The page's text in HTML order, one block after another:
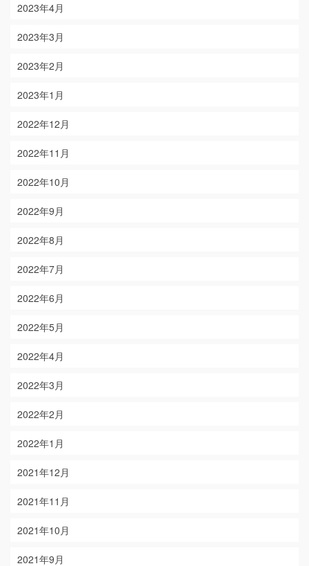
2023年4月
2023年3月
2023年2月
2023年1月
2022年12月
2022年11月
2022年10月
2022年9月
2022年8月
2022年7月
2022年6月
2022年5月
2022年4月
2022年3月
2022年2月
2022年1月
2021年12月
2021年11月
2021年10月
2021年9月